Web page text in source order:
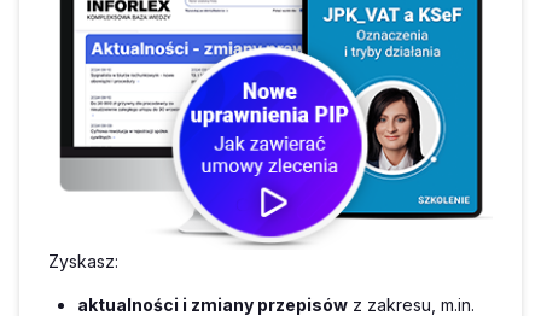
Zyskasz:
aktualności i zmiany przepisów z zakresu, m.in.